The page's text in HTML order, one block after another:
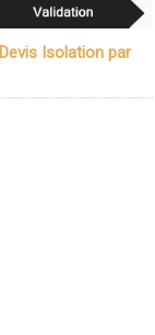
Devis Isolation par